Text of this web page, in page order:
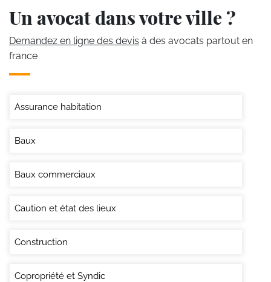
Un avocat dans votre ville ?
Demandez en ligne des devis à des avocats partout en
france
Assurance habitation
Baux
Baux commerciaux
Caution et état des lieux
Construction
Copropriété et Syndic